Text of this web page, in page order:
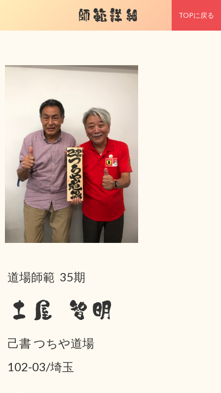
師範詳細 TOPに戻る
道場師範 35期
土屋 智明
己書 つちや道場
102-03/埼玉